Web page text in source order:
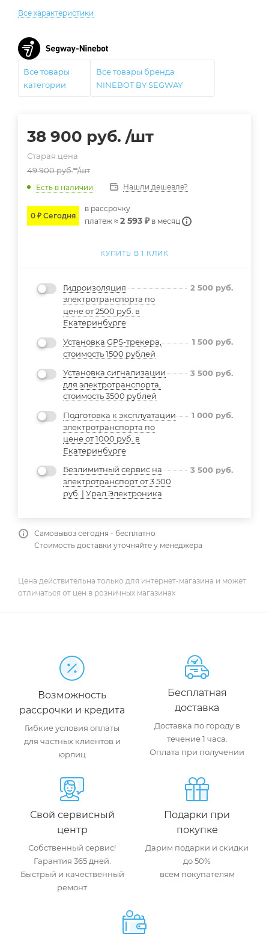
Все характеристики
Все товары
категории
Все товары бренда
NINEBOT BY SEGWAY
38 900 руб. /шт
Старая цена
49 900руб. /шт
Есть в наличии Нашли дешевле?
0 ₽ Сегодня
в расcрочку
платеж ≈ 2 593 ₽ в месяц
КУПИТЬ В 1 КЛИК
Гидроизоляция
электротранспорта по
цене от 2500 руб. в
Екатеринбурге
2 500 руб.
Установка GPS-трекера,
стоимость 1500 рублей
1 500 руб.
Установка сигнализации
для электротранспорта,
стоимость 3500 рублей
3 500 руб.
Подготовка к эксплуатации
электротранспорта по
цене от 1000 руб. в
Екатеринбурге
1 000 руб.
Безлимитный сервис на
электротранспорт от 3 500
руб. | Урал Электроника
3 500 руб.
Самовывоз сегодня - бесплатно
Стоимость доставки уточняйте у менеджера
Цена действительна только для интернет-магазина и может
отличаться от цен в розничных магазинах
Возможность
рассрочки и кредита
Гибкие условия оплаты
для частных клиентов и
юрлиц
Бесплатная
доставка
Доставка по городу в
течение 1 часа.
Оплата при получении
Свой сервисный
центр
Собственный сервис!
Гарантия 365 дней.
Быстрый и качественный
ремонт
Подарки при
покупке
Дарим подарки и скидки
до 50%
всем покупателям